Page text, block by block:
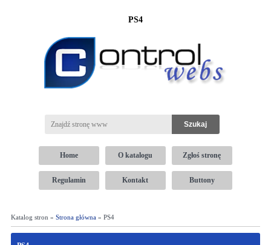
PS4
Home O katalogu Zgłoś stronę
Regulamin Kontakt Buttony
Katalog stron » Strona główna» PS4